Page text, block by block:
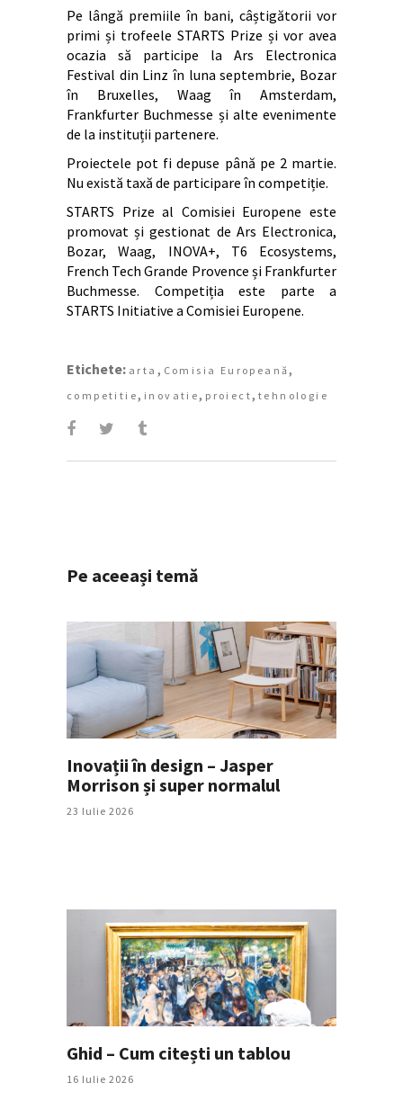
Pe lângă premiile în bani, câștigătorii vor
primi și trofeele STARTS Prize și vor avea
ocazia să participe la Ars Electronica
Festival din Linz în luna septembrie, Bozar
în Bruxelles, Waag în Amsterdam,
Frankfurter Buchmesse și alte evenimente
de la instituții partenere.
Proiectele pot fi depuse până pe 2 martie.
Nu există taxă de participare în competiție.
STARTS Prize al Comisiei Europene este
promovat și gestionat de Ars Electronica,
Bozar, Waag, INOVA+, T6 Ecosystems,
French Tech Grande Provence și Frankfurter
Buchmesse. Competiția este parte a
STARTS Initiative a Comisiei Europene.
Etichete: arta , Comisia Europeană,
competitie, inovatie, proiect,tehnologie
Pe aceeași temă
Inovații în design – Jasper
Morrison și super normalul
23 Iulie 2026
Ghid – Cum citești un tablou
16 Iulie 2026